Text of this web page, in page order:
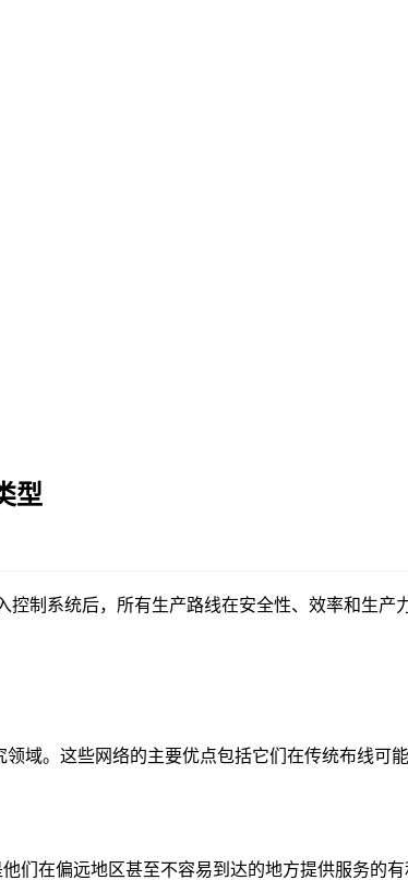
型
控制系统后，所有生产路线在安全性、效率和生
域。这些网络的主要优点包括它们在传统布线可
们在偏远地区甚至不容易到达的地方提供服务的